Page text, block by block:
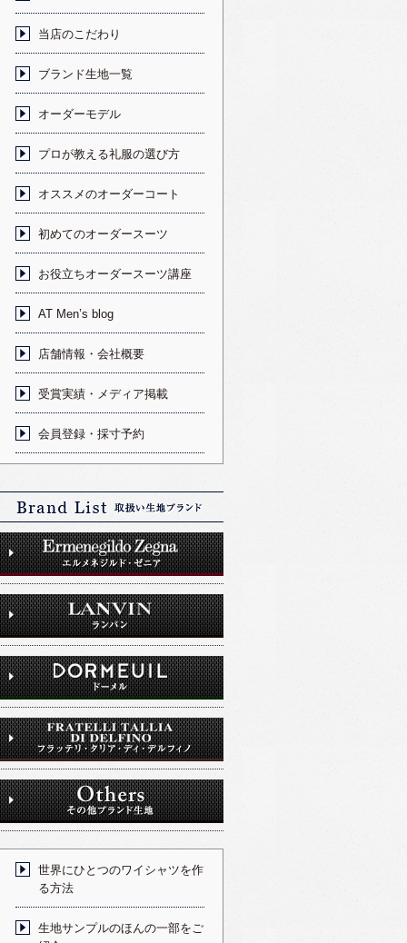
当店のこだわり
ブランド生地一覧
オーダーモデル
プロが教える礼服の選び方
オススメのオーダーコート
初めてのオーダースーツ
お役立ちオーダースーツ講座
AT Men’s blog
店舗情報・会社概要
受賞実績・メディア掲載
会員登録・採寸予約
世界にひとつのワイシャツを作
る方法
生地サンプルのほんの一部をご